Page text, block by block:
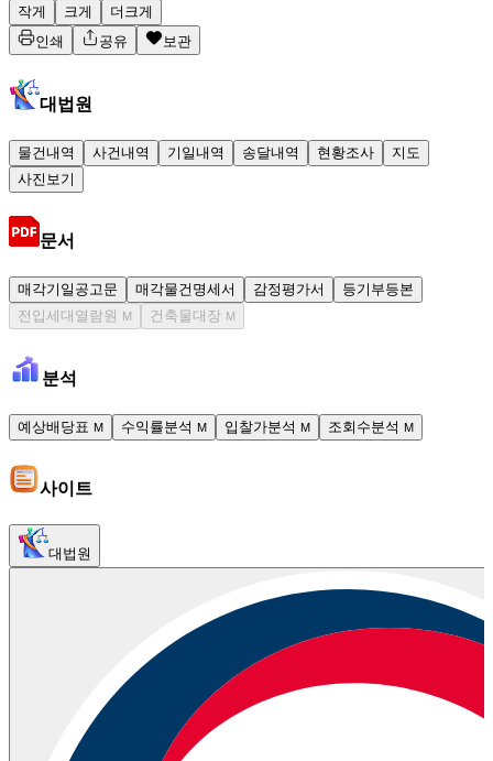
작게
크게
더크게
인쇄
공유 보관
대법원
물건내역 사건내역 기일내역 송달내역 현황조사
지도
사진보기
문서
매각기일공고문 매각물건명세서 감정평가서
등기부등본
전입세대열람원
M 건축물대장 M
분석
예상배당표 M 수익률분석 M 입찰가분석 M 조회수분석 M
사이트
대법원